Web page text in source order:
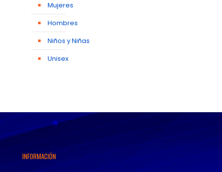
Mujeres
Hombres
Niños y Niñas
Unisex
INFORMACIÓN